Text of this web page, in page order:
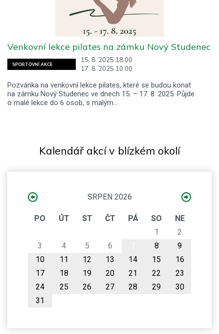
SPORTOVNÍ AKCE
15. 8. 2025 18:00
17. 8. 2025 10:00
Venkovní lekce pilates na zámku Nový Studenec
Pozvánka na venkovní lekce pilates, které se budou konat
na zámku Nový Studenec ve dnech 15. – 17. 8. 2025. Půjde
o malé lekce do 6 osob, s malým…
Kalendář akcí v blízkém okolí
SRPEN 2026
PO ÚT ST ČT PÁ SO
NE
1
2
3
4 5 6 8
9
10
11 12 13 14 15
16
17
18 19 20 21 22
23
24
25 26 27 28 29
30
31